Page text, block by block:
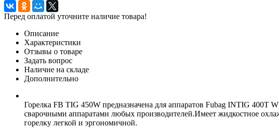
Перед оплатой уточните наличие товара!
Описание
Характеристики
Отзывы о товаре
Задать вопрос
Наличие на складе
Дополнительно
Горелка FB TIG 450W предназначена для аппаратов Fubag INTIG 400T
сварочными аппаратами любых производителей.Имеет жидкостное
горелку легкой и эргономичной.